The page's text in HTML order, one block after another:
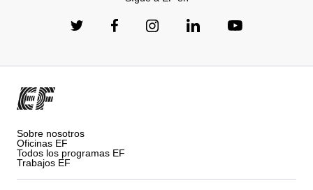
Sobre nosotros
Oficinas EF
Todos los programas EF
Trabajos EF